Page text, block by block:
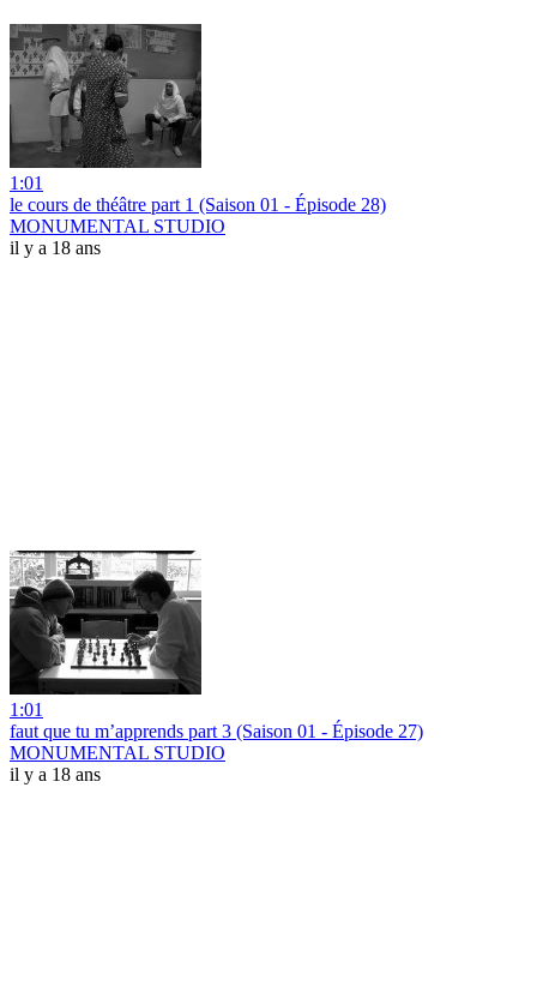
1:01
le cours de théâtre part 1 (Saison 01 - Épisode 28)
MONUMENTAL STUDIO
il y a 18 ans
1:01
faut que tu m’apprends part 3 (Saison 01 - Épisode 27)
MONUMENTAL STUDIO
il y a 18 ans